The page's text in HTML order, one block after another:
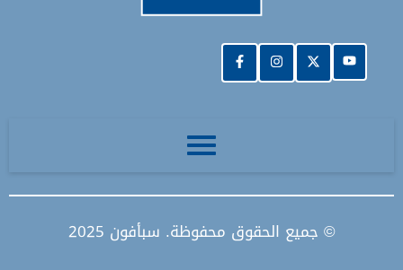
© جميع الحقوق محفوظة. سبأفون 2025